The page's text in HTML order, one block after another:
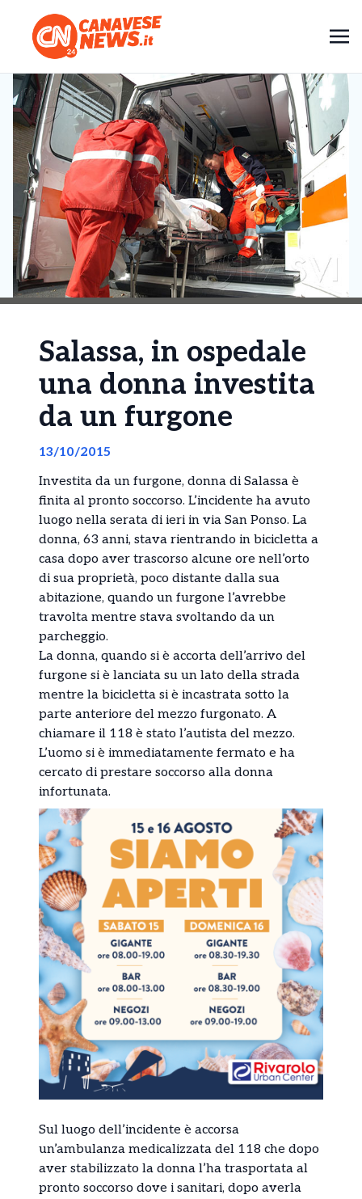
Salassa, in ospedale
una donna investita
da un furgone
13/10/2015
Investita da un furgone, donna di Salassa è
finita al pronto soccorso. L’incidente ha avuto
luogo nella serata di ieri in via San Ponso. La
donna, 63 anni, stava rientrando in bicicletta a
casa dopo aver trascorso alcune ore nell’orto
di sua proprietà, poco distante dalla sua
abitazione, quando un furgone l’avrebbe
travolta mentre stava svoltando da un
parcheggio.
La donna, quando si è accorta dell’arrivo del
furgone si è lanciata su un lato della strada
mentre la bicicletta si è incastrata sotto la
parte anteriore del mezzo furgonato. A
chiamare il 118 è stato l’autista del mezzo.
L’uomo si è immediatamente fermato e ha
cercato di prestare soccorso alla donna
infortunata.
Sul luogo dell’incidente è accorsa
un’ambulanza medicalizzata del 118 che dopo
aver stabilizzato la donna l’ha trasportata al
pronto soccorso dove i sanitari, dopo averla